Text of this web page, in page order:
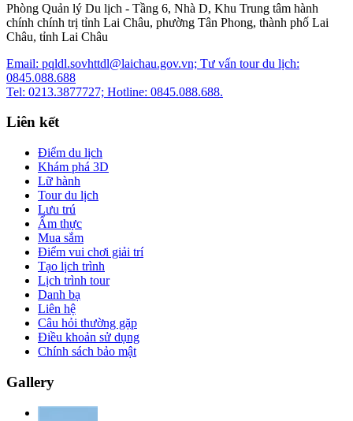
Phòng Quản lý Du lịch - Tầng 6, Nhà D, Khu Trung tâm hành
chính chính trị tỉnh Lai Châu, phường Tân Phong, thành phố Lai
Châu, tỉnh Lai Châu
Email: pqldl.sovhttdl@laichau.gov.vn; Tư vấn tour du lịch:
0845.088.688
Tel: 0213.3877727; Hotline: 0845.088.688.
Liên kết
Điểm du lịch
Khám phá 3D
Lữ hành
Tour du lịch
Lưu trú
Ẩm thực
Mua sắm
Điểm vui chơi giải trí
Tạo lịch trình
Lịch trình tour
Danh bạ
Liên hệ
Câu hỏi thường gặp
Điều khoản sử dụng
Chính sách bảo mật
Gallery